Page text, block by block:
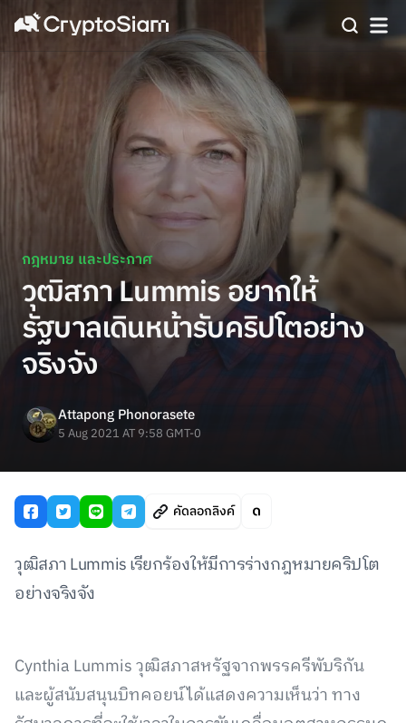
กฎหมาย และประกาศ
วุฒิสภา Lummis อยากให้
รัฐบาลเดินหน้ารับคริปโตอย่าง
จริงจัง
Attapong Phonorasete
5 Aug 2021 AT 9:58 GMT-0
คัดลอกลิงค์
วุฒิสภา Lummis เรียกร้องให้มีการร่างกฎหมายคริปโต
อย่างจริงจัง
Cynthia Lummis วุฒิสภาสหรัฐจากพรรครีพับริกัน
และผู้สนับสนุนบิทคอยน์ได้แสดงความเห็นว่า ทาง